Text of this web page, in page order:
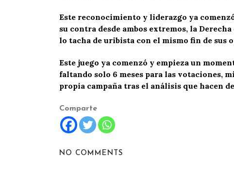
Este reconocimiento y liderazgo ya
su contra desde ambos extremos, la
lo tacha de uribista con el mismo fin de sus
Este juego ya comenzó y empieza un
faltando solo 6 meses para las votaciones,
propia campaña tras el análisis que hacen
Comparte
NO COMMENTS